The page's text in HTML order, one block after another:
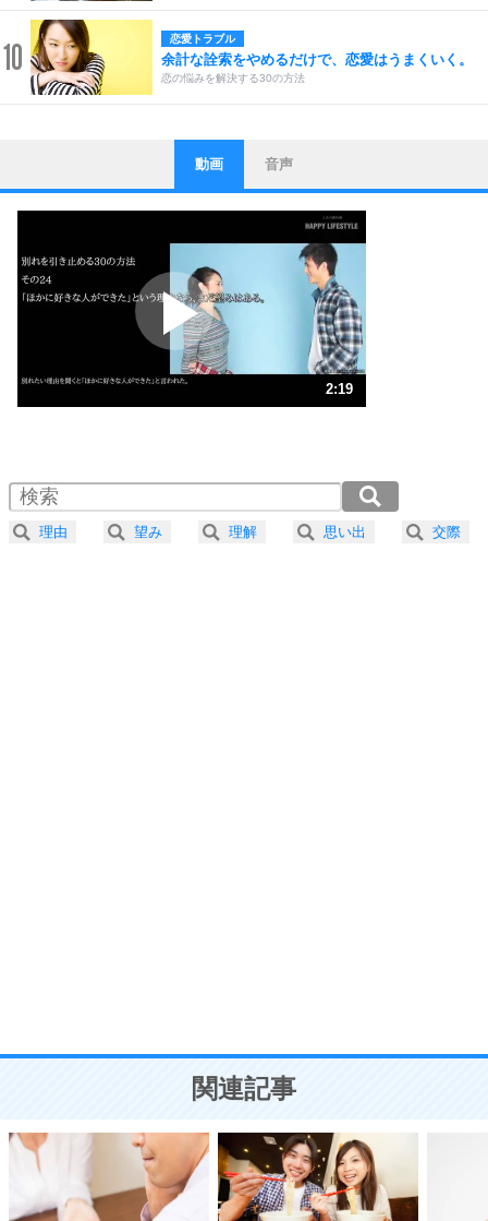
10 恋愛トラブル
余計な詮索をやめるだけで、恋愛はうまくいく。
恋の悩みを解決する30の方法
1
ストレス対策
他人と比べない。
いっそのこと、他人を見ない。
いらいらしない人になる30の方法
プラス思考
ポジティブになれない原因は、行動しないから。
ポジティブ思考になる30の方法
ストレス対策
人生、なんとかなるもの。
気楽に生きる30の方法
4 器の大きい人は、怒りを優しさで表現する。
プラス思考
ことが大切。
動画 音声
2:19
2.0倍速 （274KB 1分9秒）
2.5倍速 （220KB 56秒）
3.0倍速 （183KB 46秒）
理由 望み 理解 思い出 交際
関連記事